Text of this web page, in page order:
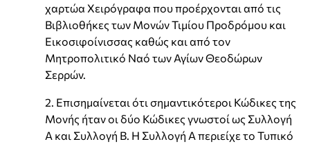
χαρτώα Χειρόγραφα που προέρχονται από τις
Βιβλιοθήκες των Μονών Τιμίου Προδρόμου και
Εικοσιφοίνισσας καθώς και από τον
Μητροπολιτικό Ναό των Αγίων Θεοδώρων
Σερρών.
2. Επισημαίνεται ότι σημαντικότεροι Κώδικες της
Μονής ήταν οι δύο Κώδικες γνωστοί ως Συλλογή
Α και Συλλογή Β. Η Συλλογή Α περιείχε το Τυπικό